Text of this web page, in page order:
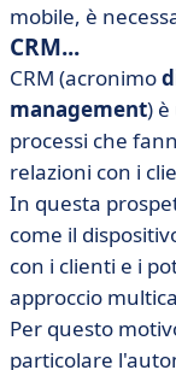
mobile, è
CRM...
CRM (acronimo
management)
processi che
relazioni con i
In questa
come il
con i clienti e i
approccio
Per questo
particolare